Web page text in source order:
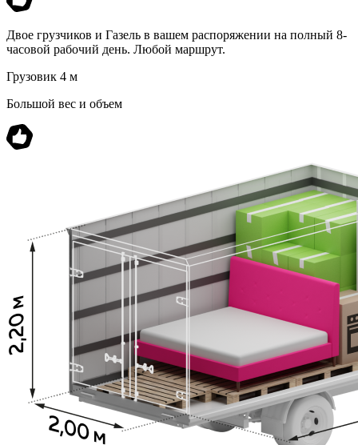
Двое грузчиков и Газель в вашем распоряжении на полный 8-
часовой рабочий день. Любой маршрут.
Грузовик 4 м
Большой вес и объем